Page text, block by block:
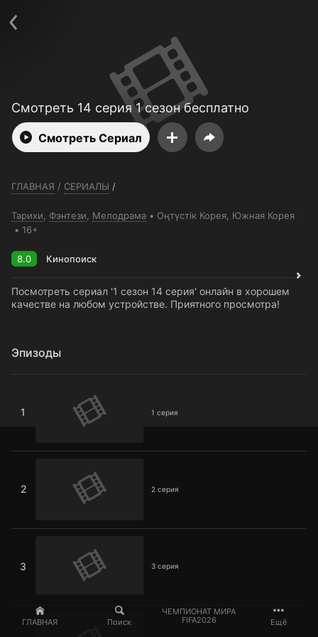
ГЛАВНАЯ Поиск
ЧЕМПИОНАТ МИРА
FIFA2026
Ещё
Смотреть 14 серия 1 сезон бесплатно
Смотреть Сериал
ГЛАВНАЯ / СЕРИАЛЫ /
Тарихи Фэнтези Мелодрама Оңтүстік Корея , Южная Корея
16+
8.0 Кинопоиск
Посмотреть сериал '1 сезон 14 серия' онлайн в хорошем
качестве на любом устройстве. Приятного просмотра!
Эпизоды
1 1 серия
2 2 серия
3 3 серия
4 серия
Политика конфиденциальности
Открыть приложение